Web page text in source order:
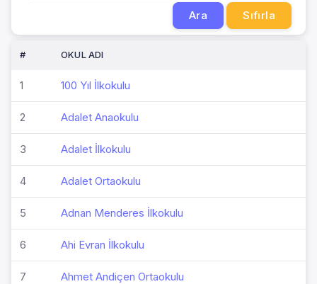
Ara Sıfırla
# OKUL ADI
1 100 Yıl İlkokulu
2 Adalet Anaokulu
3 Adalet İlkokulu
4 Adalet Ortaokulu
5 Adnan Menderes İlkokulu
6 Ahi Evran İlkokulu
7 Ahmet Andiçen Ortaokulu